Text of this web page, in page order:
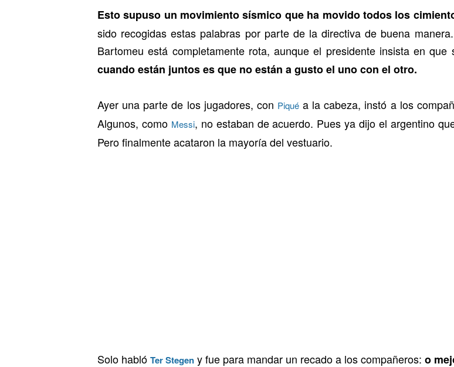
Esto supuso un movimiento sísmico que ha movido todos los
sido recogidas estas palabras por parte de la directiva de buena
Bartomeu está completamente rota, aunque el presidente insista en
cuando están juntos es que no están a gusto el uno con el otro.
Ayer una parte de los jugadores, con Piquéa la cabeza, instó a los
Algunos, como Messi, no estaban de acuerdo. Pues ya dijo el argentino
Pero finalmente acataron la mayoría del vestuario.
Solo habló TerStegen y fue para mandar un recado a los compañeros: o